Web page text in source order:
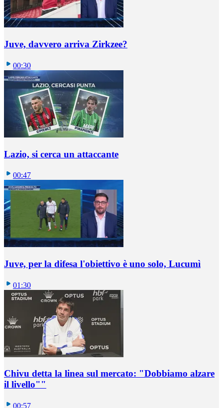
Juve, davvero arriva Zirkzee?
00:30
Lazio, si cerca un attaccante
00:47
Juve, per la difesa l'obiettivo è uno solo, Lucumì
01:30
Chivu detta la linea sul mercato: "Dobbiamo alzare
il livello""
00:57